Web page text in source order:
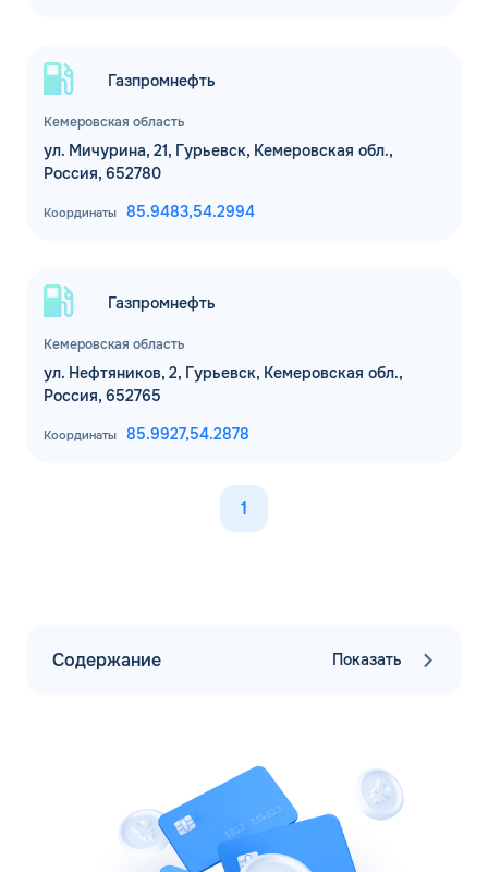
Кемеровская область
Газпромнефть
ул. Мичурина, 21, Гурьевск, Кемеровская обл.,
Россия, 652780
Координаты 85.9483,54.2994
Кемеровская область
Газпромнефть
ул. Нефтяников, 2, Гурьевск, Кемеровская обл.,
Россия, 652765
Координаты 85.9927,54.2878
1
Содержание Показать